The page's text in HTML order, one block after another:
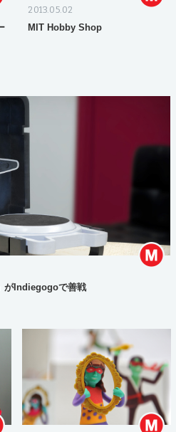
2013.05.02
MIT Hobby Shop
がIndiegogoで善戦